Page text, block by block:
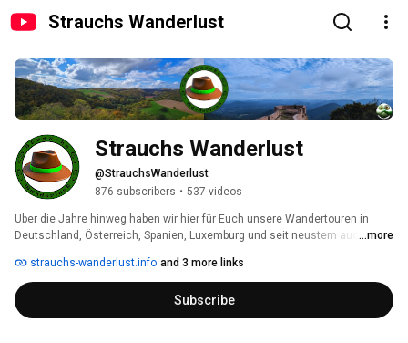
Strauchs Wanderlust
Strauchs Wanderlust
@StrauchsWanderlust
876 subscribers • 537 videos
Über die Jahre hinweg haben wir hier für Euch unsere Wandertouren in
Deutschland, Österreich, Spanien, Luxemburg und seit neustem auch ...more
strauchs-wanderlust.info and 3 more links
Subscribe